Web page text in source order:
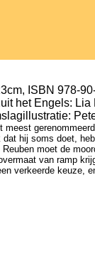
ISBN 978-
het Engels: Lia
meest
hij soms doet,
moet de
van ramp
verkeerde keuze,